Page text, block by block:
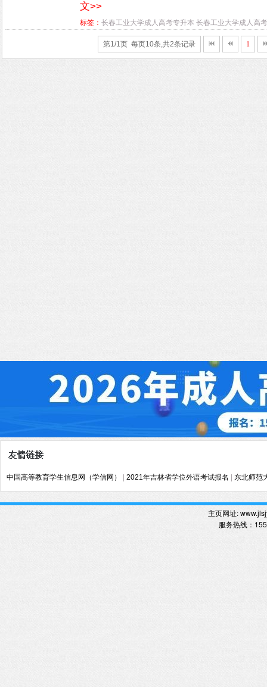
文>>
标签： 长春工业大学成人高考专升本 长春工业大学成人高考
第1/1页 每页10条,共2条记录 1
中国高等教育学生信息网（学信网） 2021年吉林省学位外语考试报名 东北师范
主页网址:
服务热线 ：